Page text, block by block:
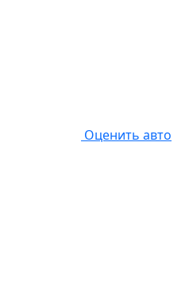
Оценить авто